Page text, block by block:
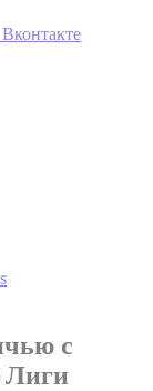
Вконтакте
с